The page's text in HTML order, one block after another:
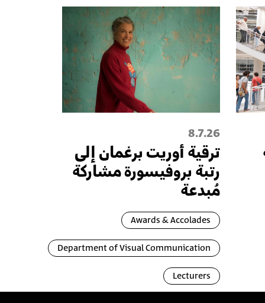
8.7.26
ترقية أُوريت برغمان إلى
رتبة بروفيسورة مشاركة
مُبدعة
Awards & Accolades
Department of Visual Communication
Lecturers